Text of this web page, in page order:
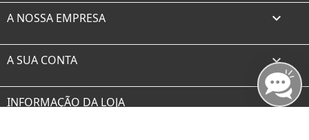
A NOSSA EMPRESA 
A SUA CONTA 
INFORMAÇÃO DA LOJA